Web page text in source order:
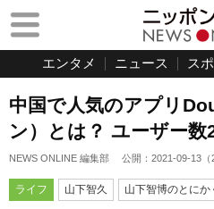
エンタメ ニュース ス
中国で人気のアプリ
ン）とは？ ユーザー
NEWS ONLINE 編集部 公開： 2021-09-13 （
ライフ 山下智久 山下智博のとにか